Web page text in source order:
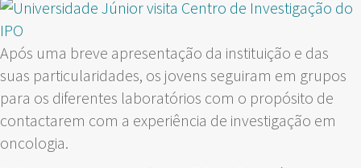
Após uma breve apresentação da instituição e das
suas particularidades, os jovens seguiram em grupos
para os diferentes laboratórios com o propósito de
contactarem com a experiência de investigação em
oncologia.